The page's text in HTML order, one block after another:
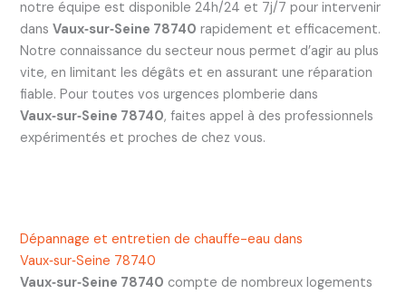
notre équipe est disponible 24h/24 et 7j/7 pour intervenir
dans Vaux‑sur‑Seine 78740 rapidement et efficacement.
Notre connaissance du secteur nous permet d’agir au plus
vite, en limitant les dégâts et en assurant une réparation
fiable. Pour toutes vos urgences plomberie dans
Vaux‑sur‑Seine 78740, faites appel à des professionnels
expérimentés et proches de chez vous.
Dépannage et entretien de chauffe-eau dans
Vaux‑sur‑Seine 78740
Vaux‑sur‑Seine 78740 compte de nombreux logements